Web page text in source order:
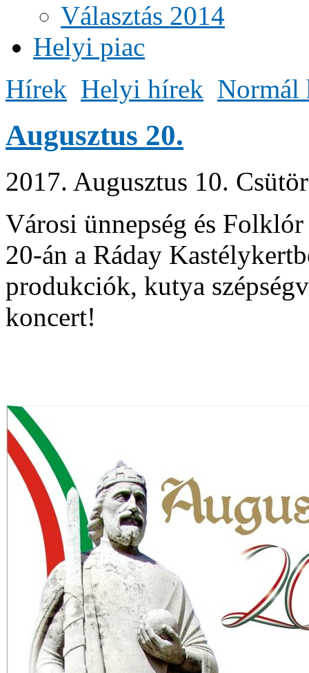
Választás 2014
Helyi piac
Hírek Helyi hírek Normál
Augusztus 20.
2017. Augusztus 10.
Városi ünnepség és
20-án a Ráday
produkciók, kutya
koncert!